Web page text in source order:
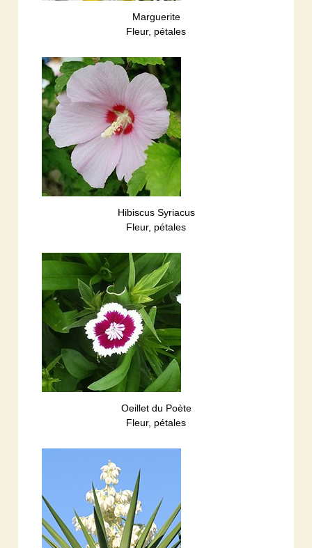
Marguerite
Fleur, pétales
Hibiscus Syriacus
Fleur, pétales
Oeillet du Poète
Fleur, pétales